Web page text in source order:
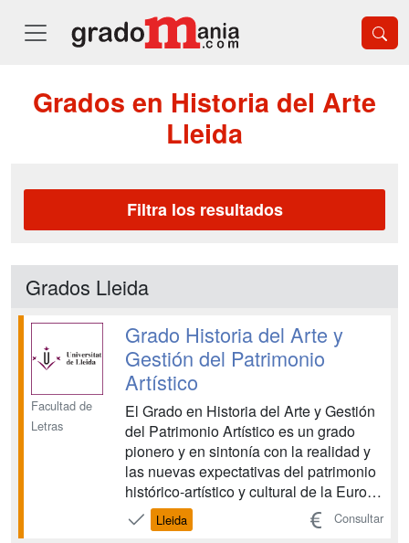
Grados en Historia del Arte
Lleida
Filtra los resultados
Grados Lleida
Facultad de
Letras
Grado Historia del Arte y
Gestión del Patrimonio
Artístico
El Grado en Historia del Arte y Gestión
del Patrimonio Artístico es un grado
pionero y en sintonía con la realidad y
las nuevas expectativas del patrimonio
histórico-artístico y cultural de la Europa
del siglo XXI. Un grado orientado a la
capacitación profesional de los nuevos
Lleida Consultar